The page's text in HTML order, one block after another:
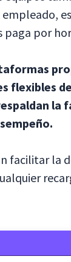
paga por
flexibles
la
facilitar la